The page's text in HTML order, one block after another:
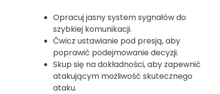
Opracuj jasny system sygnałów do
szybkiej komunikacji.
Ćwicz ustawianie pod presją, aby
poprawić podejmowanie decyzji.
Skup się na dokładności, aby zapewnić
atakującym możliwość skutecznego
ataku.